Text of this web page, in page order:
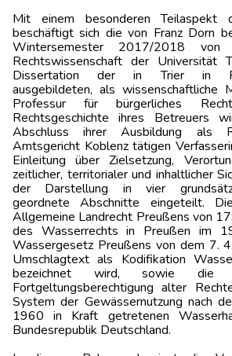
Mit einem besonderen Teilaspekt
beschäftigt sich die von Franz Dorn
Wintersemester 2017/2018 von
Rechtswissenschaft der Universität
Dissertation der in Trier in
ausgebildeten, als wissenschaftliche
Professur für bürgerliches
Rechtsgeschichte ihres Betreuers
Abschluss ihrer Ausbildung als
Amtsgericht Koblenz tätigen
Einleitung über Zielsetzung,
zeitlicher, territorialer und inhaltlicher
der Darstellung in vier
geordnete Abschnitte eingeteilt.
Allgemeine Landrecht Preußens von
des Wasserrechts in Preußen im
Wassergesetz Preußens von dem 7.
Umschlagtext als Kodifikation
bezeichnet wird, sowie die
Fortgeltungsberechtigung alter
System der Gewässernutzung nach
1960 in Kraft getretenen
Bundesrepublik Deutschland.